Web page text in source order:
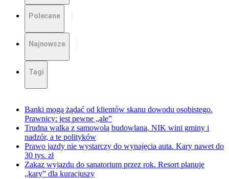
Polecane
Najnowsze
Tagi
Banki mogą żądać od klientów skanu dowodu osobistego.
Prawnicy: jest pewne „ale”
Trudna walka z samowolą budowlaną. NIK wini gminy i
nadzór, a te polityków
Prawo jazdy nie wystarczy do wynajęcia auta. Kary nawet do
30 tys. zł
Zakaz wyjazdu do sanatorium przez rok. Resort planuje
„kary” dla kuracjuszy